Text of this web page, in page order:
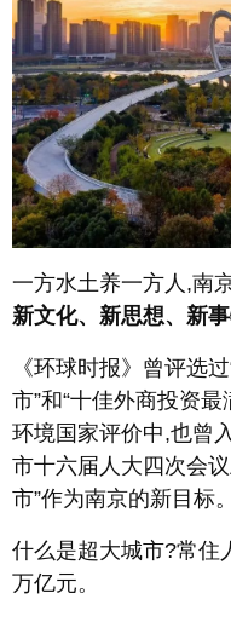
一方水土养一方人,南
新文化、新思想、新事
《环球时报》曾评选
市”和“十佳外商投资
环境国家评价中,也曾
市十六届人大四次会
市”作为南京的新目标。
什么是超大城市?常住
万亿元。